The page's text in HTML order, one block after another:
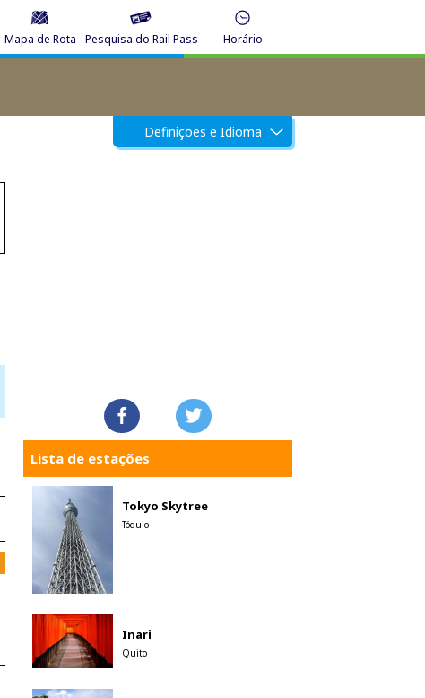
Mapa de Rota Pesquisa do Rail Pass Horário
Definições e Idioma
Lista de estações
Tokyo Skytree
Tóquio
Inari
Quito